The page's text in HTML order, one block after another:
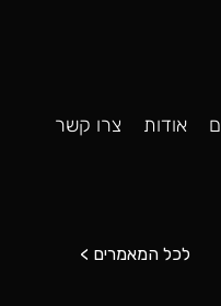
אודות צרו קשר
< לכל המאמרים